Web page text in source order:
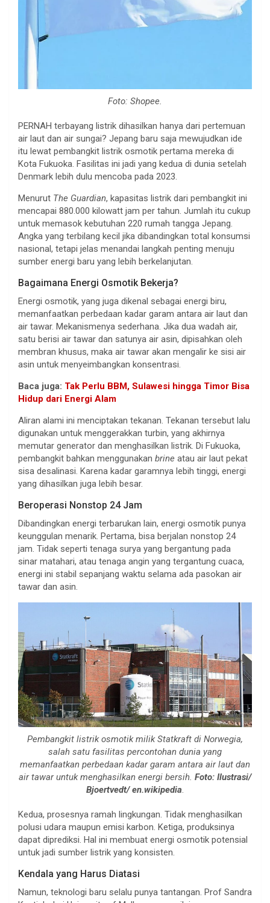
Foto: Shopee.
PERNAH terbayang listrik dihasilkan hanya dari pertemuan
air laut dan air sungai? Jepang baru saja mewujudkan ide
itu lewat pembangkit listrik osmotik pertama mereka di
Kota Fukuoka. Fasilitas ini jadi yang kedua di dunia setelah
Denmark lebih dulu mencoba pada 2023.
Menurut The Guardian, kapasitas listrik dari pembangkit ini
mencapai 880.000 kilowatt jam per tahun. Jumlah itu cukup
untuk memasok kebutuhan 220 rumah tangga Jepang.
Angka yang terbilang kecil jika dibandingkan total konsumsi
nasional, tetapi jelas menandai langkah penting menuju
sumber energi baru yang lebih berkelanjutan.
Bagaimana Energi Osmotik Bekerja?
Energi osmotik, yang juga dikenal sebagai energi biru,
memanfaatkan perbedaan kadar garam antara air laut dan
air tawar. Mekanismenya sederhana. Jika dua wadah air,
satu berisi air tawar dan satunya air asin, dipisahkan oleh
membran khusus, maka air tawar akan mengalir ke sisi air
asin untuk menyeimbangkan konsentrasi.
Baca juga: Tak Perlu BBM, Sulawesi hingga Timor Bisa
Hidup dari Energi Alam
Aliran alami ini menciptakan tekanan. Tekanan tersebut lalu
digunakan untuk menggerakkan turbin, yang akhirnya
memutar generator dan menghasilkan listrik. Di Fukuoka,
pembangkit bahkan menggunakan brine atau air laut pekat
sisa desalinasi. Karena kadar garamnya lebih tinggi, energi
yang dihasilkan juga lebih besar.
Beroperasi Nonstop 24 Jam
Dibandingkan energi terbarukan lain, energi osmotik punya
keunggulan menarik. Pertama, bisa berjalan nonstop 24
jam. Tidak seperti tenaga surya yang bergantung pada
sinar matahari, atau tenaga angin yang tergantung cuaca,
energi ini stabil sepanjang waktu selama ada pasokan air
tawar dan asin.
Pembangkit listrik osmotik milik Statkraft di Norwegia,
salah satu fasilitas percontohan dunia yang
memanfaatkan perbedaan kadar garam antara air laut dan
air tawar untuk menghasilkan energi bersih. Foto: Ilustrasi/
Bjoertvedt/ en.wikipedia.
Kedua, prosesnya ramah lingkungan. Tidak menghasilkan
polusi udara maupun emisi karbon. Ketiga, produksinya
dapat diprediksi. Hal ini membuat energi osmotik potensial
untuk jadi sumber listrik yang konsisten.
Kendala yang Harus Diatasi
Namun, teknologi baru selalu punya tantangan. Prof Sandra